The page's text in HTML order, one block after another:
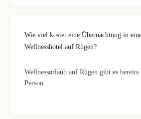
Wie viel kostet eine Übernachtung in
Wellnesshotel auf Rügen?
Wellnessurlaub auf Rügen gibt es
Person.